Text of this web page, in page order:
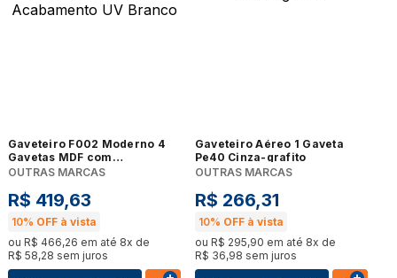
Gaveteiro F002 Moderno 4
Gavetas MDF com
Acabamento UV Branco
OUTRAS MARCAS
R$ 419,63
10% OFF à vista
ou R$ 466,26 em até 8x de
R$ 58,28 sem juros
Gaveteiro Aéreo 1 Gaveta
Pe40 Cinza-grafito
OUTRAS MARCAS
R$ 266,31
10% OFF à vista
ou R$ 295,90 em até 8x de
R$ 36,98 sem juros